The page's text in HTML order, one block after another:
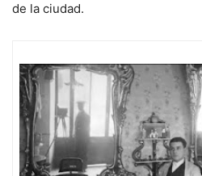
de la ciudad.